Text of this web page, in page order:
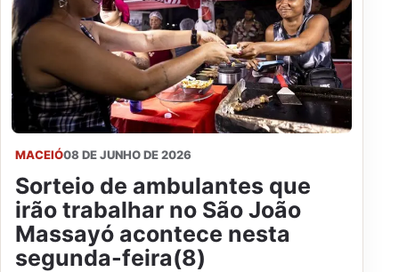
MACEIÓ08 DE JUNHO DE 2026
Sorteio de ambulantes que
irão trabalhar no São João
Massayó acontece nesta
segunda-feira(8)